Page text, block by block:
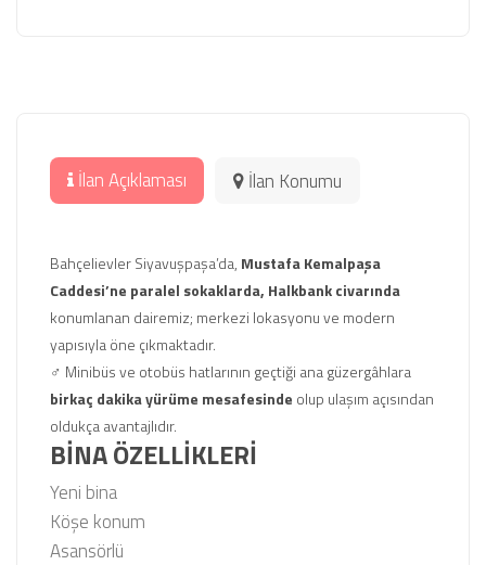
İlan Açıklaması İlan Konumu
Bahçelievler Siyavuşpaşa’da, Mustafa Kemalpaşa
Caddesi’ne paralel sokaklarda, Halkbank civarında
konumlanan dairemiz; merkezi lokasyonu ve modern
yapısıyla öne çıkmaktadır.
‍♂️ Minibüs ve otobüs hatlarının geçtiği ana güzergâhlara
birkaç dakika yürüme mesafesinde olup ulaşım açısından
oldukça avantajlıdır.
BİNA ÖZELLİKLERİ
Yeni bina
Köşe konum
Asansörlü